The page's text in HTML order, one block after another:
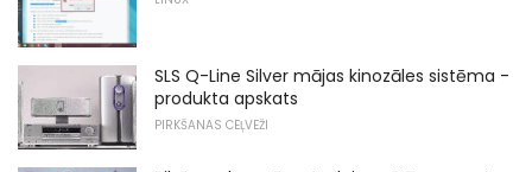
SLS Q-Line Silver mājas kinozāles sistēma -
produkta apskats
PIRKŠANAS CEĻVEŽI